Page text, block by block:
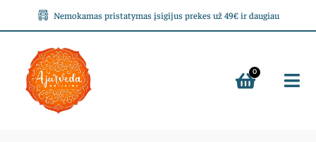
Nemokamas pristatymas įsigijus prekes už 49€ ir daugiau
0